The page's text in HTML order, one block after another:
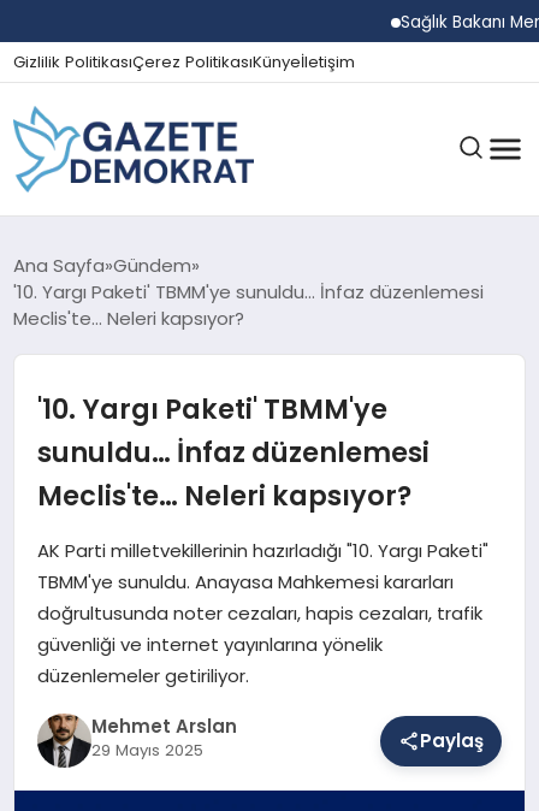
Sağlık Bakanı
Gizlilik PolitikasıÇerez PolitikasıKünyeİletişim
GÜNDEM
EKONOMI
SAĞLIK
EĞITIM
DÜNYA
Ana Sayfa Gündem
'10. Yargı Paketi' TBMM'ye sunuldu… İnfaz düzenlemesi
Meclis'te… Neleri kapsıyor?
'10. Yargı Paketi' TBMM'ye
sunuldu… İnfaz düzenlemesi
Meclis'te… Neleri kapsıyor?
AK Parti milletvekillerinin hazırladığı "10. Yargı Paketi"
TBMM'ye sunuldu. Anayasa Mahkemesi kararları
doğrultusunda noter cezaları, hapis cezaları, trafik
güvenliği ve internet yayınlarına yönelik
düzenlemeler getiriliyor.
Mehmet Arslan
29 Mayıs 2025 Paylaş